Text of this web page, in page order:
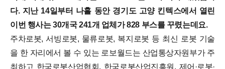
다. 지난 14일부터 나흘 동안 경기도 고양 킨텍스에서 열린
이번 행사는 30개국 241개 업체가 828 부스를 꾸렸는데요.
주차로봇, 서빙로봇, 물류로봇, 복지로봇 등 최신 로봇 기술
을 한 자리에서 볼 수 있는 로보월드는 산업통상자원부가 주
최하고 한국로봇산업협회, 한국로봇산업진흥원, 제어·로봇·